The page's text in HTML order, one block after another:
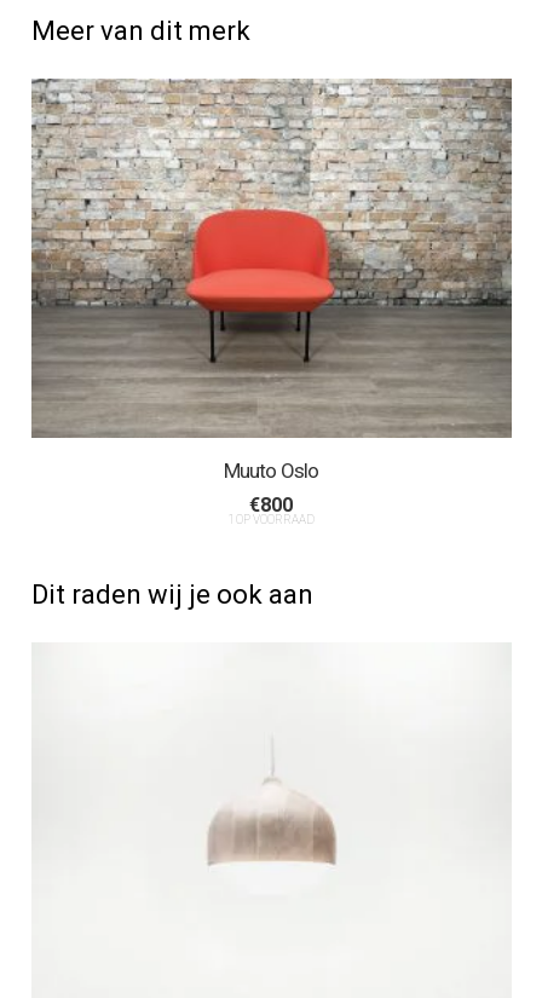
Meer van dit merk
Muuto Oslo
€800
1 OP VOORRAAD
Dit raden wij je ook aan